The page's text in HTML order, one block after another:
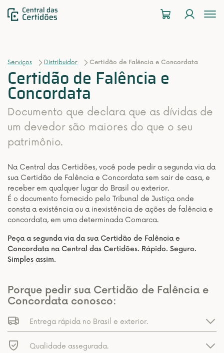
Serviços Distribuidor Certidão de Falência e Concordata
Certidão de Falência e
Concordata
Documento que declara que as dívidas de
um devedor são maiores do que o seu
patrimônio.
Na Central das Certidões, você pode pedir a segunda via da
sua Certidão de Falência e Concordata sem sair de casa, e
receber em qualquer lugar do Brasil ou exterior.
É o documento fornecido pelo Tribunal de Justiça onde
consta a existência ou a inexistência de ações de falência e
concordata, em uma determinada Comarca.
Peça a segunda via da sua Certidão de Falência e
Concordata na Central das Certidões. Rápido. Seguro.
Simples assim.
Porque pedir sua Certidão de Falência e
Concordata conosco:
Entrega rápida no Brasil e exterior.
Qualidade assegurada.